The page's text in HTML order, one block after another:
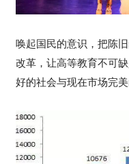
唤起国民的意识，把陈
改革，让高等教育不可
好的社会与现在市场完美